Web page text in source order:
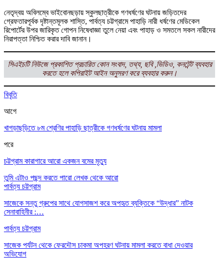
নেতৃদ্বয় অবিলম্বে ভাইবোনছড়ায় স্কুলছাত্রীকে গণধর্ষণের ঘটনায় জড়িতদের
গ্রেফতারপূর্বক দৃষ্টান্তমূলক শাস্তি, পার্বত্য চট্টগ্রামে পাহাড়ি নারী ধর্ষণের মেডিকেল
রিপোর্টের উপর জারিকৃত গোপন নিষেধাজ্ঞা তুলে নেয়া এবং পাহাড় ও সমতলে সকল নারীদের
নিরাপত্তা নিশ্চিত করার দাবি জানান।
সিএইচটি নিউজে প্রকাশিত প্রচারিত কোন সংবাদ, তথ্য, ছবি ,ভিডিও, কনটেন্ট ব্যবহার
করতে হলে কপিরাইট আইন অনুসরণ করে ব্যবহার করুন।
বিবৃতি
আগে
খাগড়াছড়িতে ৮ম শ্রেণির পাহাড়ি ছাত্রীকে গণধর্ষণের ঘটনায় মামলা
পরে
চট্টগ্রাম কারাগারে আরো একজন বমের মৃত্যু
তুমি এটাও পছন্দ করতে পারো লেখক থেকে আরো
পার্বত্য চট্টগ্রাম
সাজেকে সন্তু গ্রুপের সাথে যোগসাজশ করে অপহৃত ব্যক্তিকে “উদ্ধার” নাটক
সেনাবাহিনীর :…
পার্বত্য চট্টগ্রাম
সাজেক পর্যটন থেকে ফেরদৌস চাকমা অপহরণ ঘটনায় মামলা করতে বাধা দেওয়ার
অভিযোগ